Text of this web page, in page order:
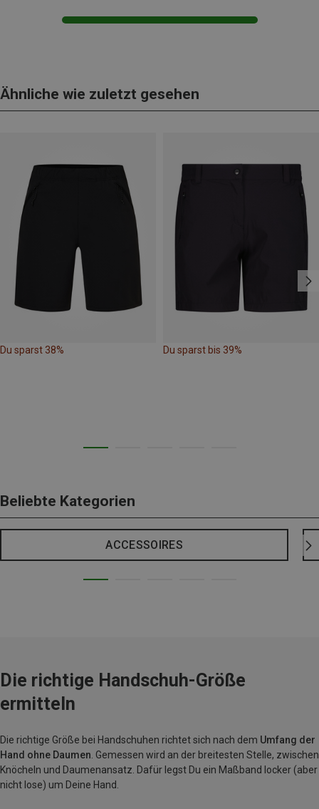
Ähnliche wie zuletzt gesehen
Du sparst 38% Du sparst bis 39%
Beliebte Kategorien
ACCESSOIRES
Die richtige Handschuh-Größe
ermitteln
Die richtige Größe bei Handschuhen richtet sich nach dem Umfang der
Hand ohne Daumen. Gemessen wird an der breitesten Stelle, zwischen
Knöcheln und Daumenansatz. Dafür legst Du ein Maßband locker (aber
nicht lose) um Deine Hand.